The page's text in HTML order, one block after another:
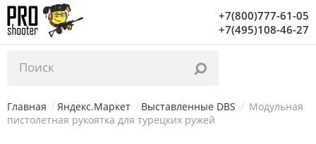
Уважаемые посетители, с 03.02 по 06.02 на нашем
складе проводится инвентаризация. Заказы начнут
отгружаться с 07.02. Благодарим за понимание!
+7(800)777-61-05
+7(495)108-46-27
Главная Яндекс.Маркет Выставленные DBS
Модульная
пистолетная рукоятка для турецких ружей